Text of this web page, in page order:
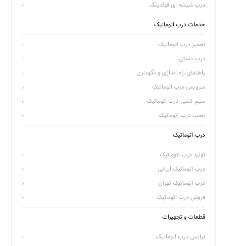
درب شیشه ای فولدینگ
خدمات درب اتوماتیک
تعمیر درب اتوماتیک
درب دستی
راهنمای راه اندازی و نگهداری
سرویس درب اتوماتیک
سیم کشی درب اتوماتیک
نصب درب اتوماتیک
درب اتوماتیک
تولید درب اتوماتیک
درب اتوماتیک ایرانی
درب اتوماتیک تهران
فروش درب اتوماتیک
قطعات و تجهیزات
ترانس درب اتوماتیک